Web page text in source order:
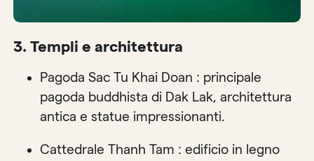
3. Templi e architettura
Pagoda Sac Tu Khai Doan : principale
pagoda buddhista di Dak Lak, architettura
antica e statue impressionanti.
Cattedrale Thanh Tam : edificio in legno